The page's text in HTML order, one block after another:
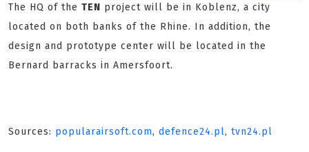
The HQ of the TEN project will be in Koblenz, a city
located on both banks of the Rhine. In addition, the
design and prototype center will be located in the
Bernard barracks in Amersfoort.
Sources: popularairsoft.com, defence24.pl, tvn24.pl